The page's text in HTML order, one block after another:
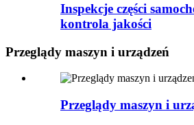
Inspekcje części
kontrola jakości
Przeglądy maszyn i urządzeń
Przeglądy maszyn i